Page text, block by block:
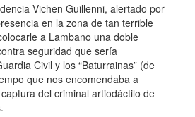
Vichen Guillenni, alertado por
en la zona de tan terrible
a Lambano una doble
seguridad que sería
Civil y los “Baturrainas” (de
que nos encomendaba a
del criminal artiodáctilo de